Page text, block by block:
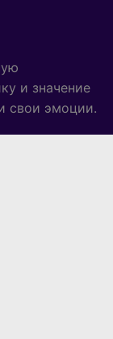
и значение
свои эмоции.